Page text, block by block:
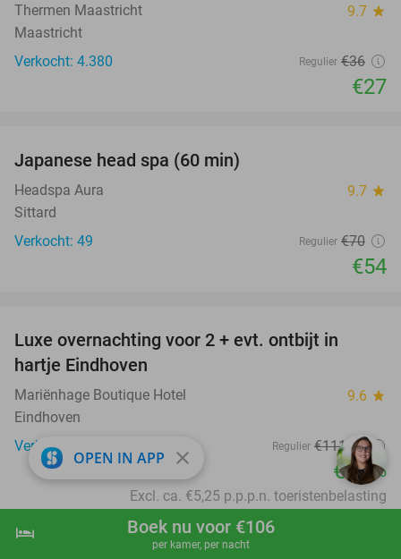
shopping_cart Boek nu
hotel Boek nu voor €106
per kamer, per nacht
Thermen Maastricht 9.7 star
Maastricht
Verkocht: 4.380
Regulier €36
€27
Japanese head spa (60 min)
Headspa Aura 9.7 star
Sittard
Verkocht: 49
Regulier €70
€54
Luxe overnachting voor 2 + evt. ontbijt in
hartje Eindhoven
Mariënhage Boutique Hotel 9.6 star
Eindhoven
Verkocht: 1.084
Regulier €111 ,25
€96 ,25
Excl. ca. €5,25 p.p.p.n. toeristenbelasting
OPEN IN APP close